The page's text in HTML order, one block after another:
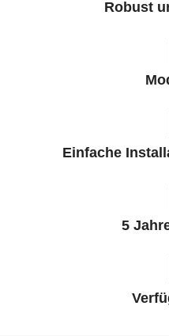
Robust
Einfache
5